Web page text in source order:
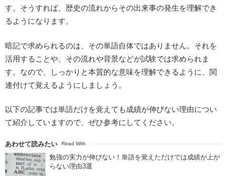
す。そうすれば、歴史の流れからその出来事の発生を理解でき
るようになります。
暗記で求められるのは、その単語自体ではありません。それを
活用することや、その流れや背景などが試験では求められま
す。なので、しっかりと本質的な意味を理解できるように、関
連付けて覚えるようにしましょう。
以下の記事では単語だけを覚えても成績が伸びない理由につい
て紹介していますので、ぜひ参考にしてください。
あわせて読みたい Read With
勉強の実力が伸びない！単語を覚えただけでは成績が上が
らない理由3選